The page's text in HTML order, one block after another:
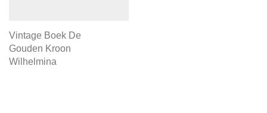
Vintage Boek De
Gouden Kroon
Wilhelmina